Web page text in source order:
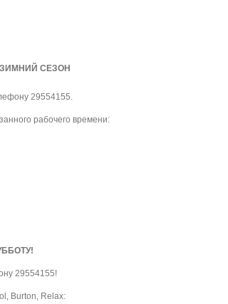
СЕЗОН
29554155.
рабочего времени:
29554155!
Burton, Relax: